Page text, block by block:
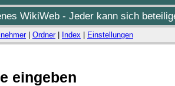
WikiWeb - Jeder kann sich
| Ordner| Index Einstellungen
eingeben